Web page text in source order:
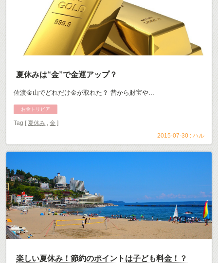
夏休みは“金”で金運アップ？
佐渡金山でどれだけ金が取れた？ 昔から財宝や...
お金トリビア
Tag [ 夏休み ,金 ]
2015-07-30 : ハル
楽しい夏休み！節約のポイントは子ども料金！？